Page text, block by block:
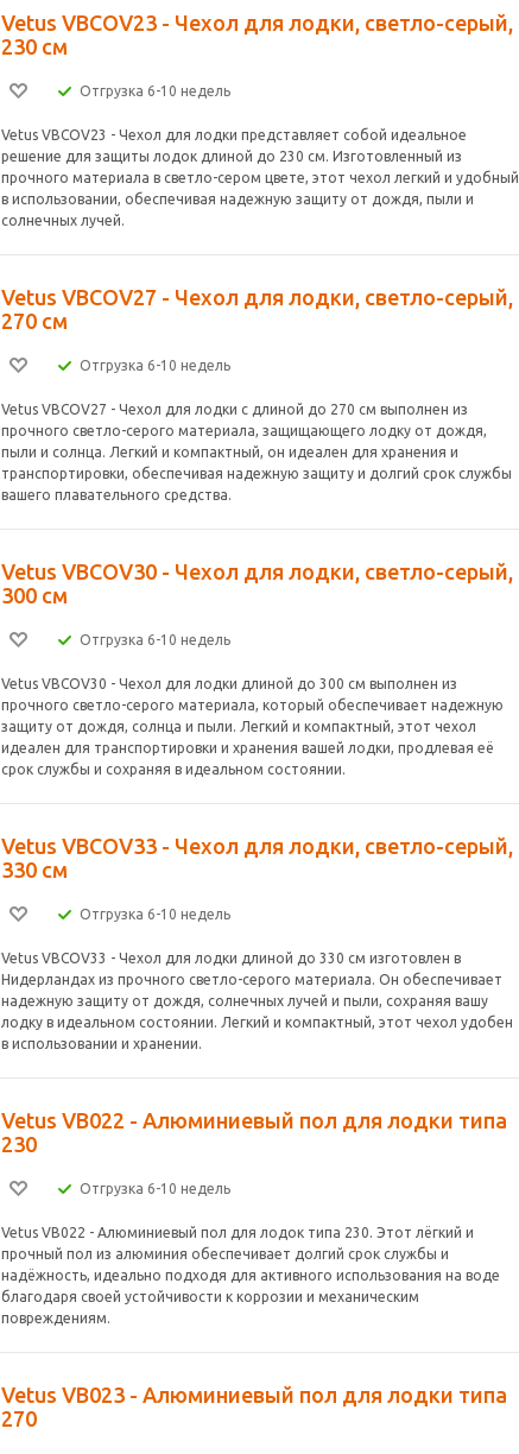
Vetus VBCOV23 - Чехол для лодки, светло-серый,
230 см
Отгрузка 6-10 недель
Vetus VBCOV23 - Чехол для лодки представляет собой идеальное
решение для защиты лодок длиной до 230 см. Изготовленный из
прочного материала в светло-сером цвете, этот чехол легкий и удобный
в использовании, обеспечивая надежную защиту от дождя, пыли и
солнечных лучей.
Vetus VBCOV27 - Чехол для лодки, светло-серый,
270 см
Отгрузка 6-10 недель
Vetus VBCOV27 - Чехол для лодки с длиной до 270 см выполнен из
прочного светло-серого материала, защищающего лодку от дождя,
пыли и солнца. Легкий и компактный, он идеален для хранения и
транспортировки, обеспечивая надежную защиту и долгий срок службы
вашего плавательного средства.
Vetus VBCOV30 - Чехол для лодки, светло-серый,
300 см
Отгрузка 6-10 недель
Vetus VBCOV30 - Чехол для лодки длиной до 300 см выполнен из
прочного светло-серого материала, который обеспечивает надежную
защиту от дождя, солнца и пыли. Легкий и компактный, этот чехол
идеален для транспортировки и хранения вашей лодки, продлевая её
срок службы и сохраняя в идеальном состоянии.
Vetus VBCOV33 - Чехол для лодки, светло-серый,
330 см
Отгрузка 6-10 недель
Vetus VBCOV33 - Чехол для лодки длиной до 330 см изготовлен в
Нидерландах из прочного светло-серого материала. Он обеспечивает
надежную защиту от дождя, солнечных лучей и пыли, сохраняя вашу
лодку в идеальном состоянии. Легкий и компактный, этот чехол удобен
в использовании и хранении.
Vetus VB022 - Алюминиевый пол для лодки типа
230
Отгрузка 6-10 недель
Vetus VB022 - Алюминиевый пол для лодок типа 230. Этот лёгкий и
прочный пол из алюминия обеспечивает долгий срок службы и
надёжность, идеально подходя для активного использования на воде
благодаря своей устойчивости к коррозии и механическим
повреждениям.
Vetus VB023 - Алюминиевый пол для лодки типа
270